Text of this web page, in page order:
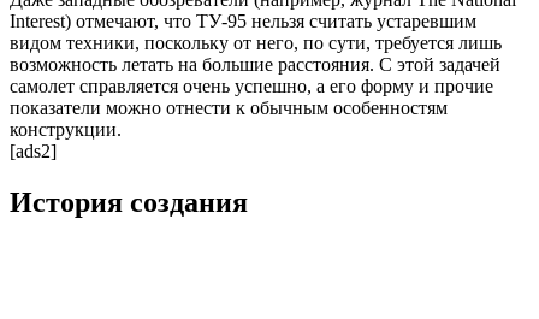
Interest) отмечают, что ТУ-95 нельзя считать устаревшим
видом техники, поскольку от него, по сути, требуется лишь
возможность летать на большие расстояния. С этой задачей
самолет справляется очень успешно, а его форму и прочие
показатели можно отнести к обычным особенностям
конструкции.
[ads2]
История создания